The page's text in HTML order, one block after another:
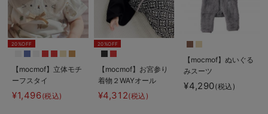
20%OFF
【mocmof】立体モチ
ーフスタイ
¥1,496(税込)
20%OFF
【mocmof】お宮参り
着物２WAYオール
¥4,312(税込)
【mocmof】ぬいぐる
みスーツ
¥4,290(税込)